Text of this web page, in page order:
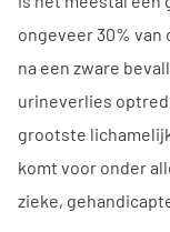
ongeveer 30% van
na een zware
urineverlies
grootste
komt voor onder
zieke,